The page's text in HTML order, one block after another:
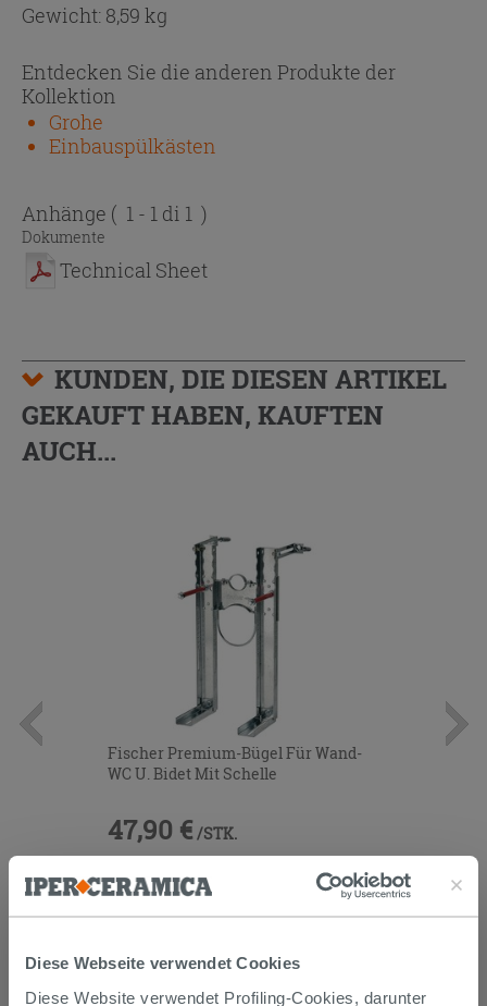
Diese Webseite verwendet Cookies
Diese Website verwendet Profiling-Cookies, darunter
Gewicht: 8,59 kg
Entdecken Sie die anderen Produkte der
Kollektion
Grohe
Einbauspülkästen
Anhänge ( 1 - 1 di 1 )
Dokumente
Technical Sheet
KUNDEN, DIE DIESEN ARTIKEL
GEKAUFT HABEN, KAUFTEN
AUCH...
Fischer Premium-Bügel Für Wand-
WC U. Bidet Mit Schelle
47,90 € /STK.
IN DEN WARENKORB LEGEN